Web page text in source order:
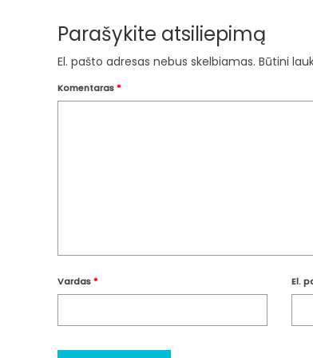
Parašykite atsiliepimą
El. pašto adresas nebus skelbiamas. Būtini
Komentaras*
Vardas* El.